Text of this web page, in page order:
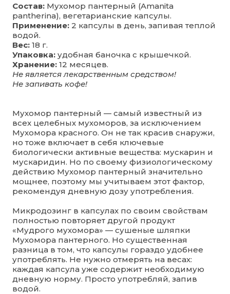
Состав: Мухомор пантерный (Amanita
pantherina), вегетарианские капсулы.
Применение: 2 капсулы в день, запивая теплой
водой.
Вес: 18 г.
Упаковка: удобная баночка с крышечкой.
Хранение: 12 месяцев.
Не является лекарственным средством!
Не запивать кофе!
Мухомор пантерный — самый известный из
всех целебных мухоморов, за исключением
Мухомора красного. Он не так красив снаружи,
но тоже включает в себя ключевые
биологически активные вещества: мускарин и
мускаридин. Но по своему физиологическому
действию Мухомор пантерный значительно
мощнее, поэтому мы учитываем этот фактор,
рекомендуя дневную дозу употребления.
Микродозинг в капсулах по своим свойствам
полностью повторяет другой продукт
«Мудрого мухомора» — сушеные шляпки
Мухомора пантерного. Но существенная
разница в том, что капсулы гораздо удобнее
употреблять. Не нужно отмерять на весах:
каждая капсула уже содержит необходимую
дневную норму. Просто употребляй, запив
водой.